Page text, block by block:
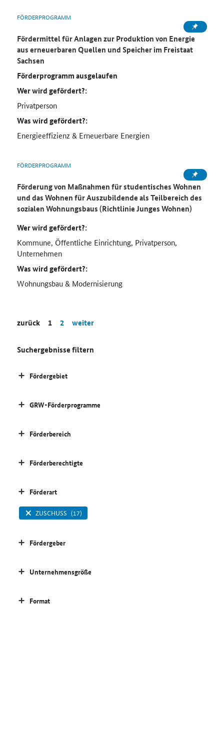
FÖRDERPROGRAMM
Fördermittel für Anlagen zur Produktion von Energie
aus erneuerbaren Quellen und Speicher im Freistaat
Sachsen
Förderprogramm ausgelaufen
Wer wird gefördert?:
Privatperson
Was wird gefördert?:
Energieeffizienz & Erneuerbare Energien
FÖRDERPROGRAMM
Förderung von Maßnahmen für studentisches Wohnen
und das Wohnen für Auszubildende als Teilbereich des
sozialen Wohnungsbaus (Richtlinie Junges Wohnen)
Wer wird gefördert?:
Kommune, Öffentliche Einrichtung, Privatperson,
Unternehmen
Was wird gefördert?:
Wohnungsbau & Modernisierung
zurück 1 2 weiter
Suchergebnisse filtern
Fördergebiet
GRW-Förderprogramme
Förderbereich
Förderberechtigte
Förderart
ZUSCHUSS (17)
Fördergeber
Unternehmensgröße
Format